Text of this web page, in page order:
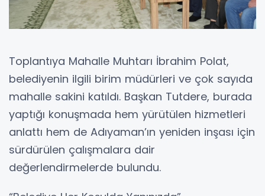
Toplantıya Mahalle Muhtarı İbrahim Polat,
belediyenin ilgili birim müdürleri ve çok sayıda
mahalle sakini katıldı. Başkan Tutdere, burada
yaptığı konuşmada hem yürütülen hizmetleri
anlattı hem de Adıyaman’ın yeniden inşası için
sürdürülen çalışmalara dair
değerlendirmelerde bulundu.